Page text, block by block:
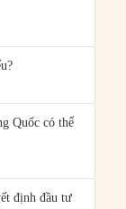
Quốc có thể
định đầu tư